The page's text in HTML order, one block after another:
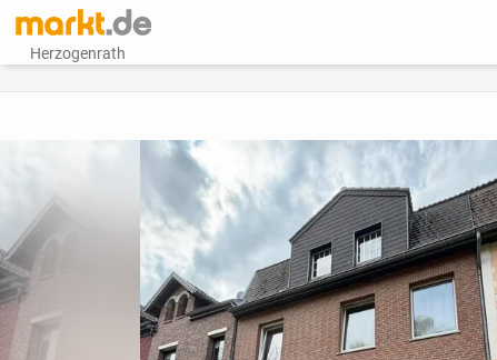
Herzogenrath